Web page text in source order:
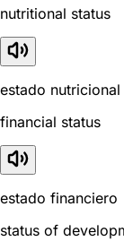
nutritional status
estado nutricional
financial status
estado financiero
status of